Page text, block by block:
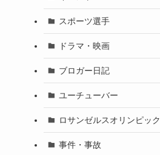
スポーツ選手
ドラマ・映画
ブロガー日記
ユーチューバー
ロサンゼルスオリンピック
事件・事故